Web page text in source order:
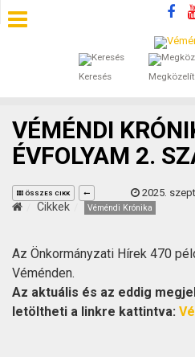
Keresés
SZÁLLÁSOK
ÁLTALÁNOS SZERZŐDÉSI
KINCSES BARANYA
VÉMÉNDI
ÉVFOLYAM 2.
ÖSSZES CIKK 2025.
Cikkek Véméndi Krónika
Az Önkormányzati Hírek 470
Véménden.
Az aktuális és az eddig
letöltheti a linkre kattintva: